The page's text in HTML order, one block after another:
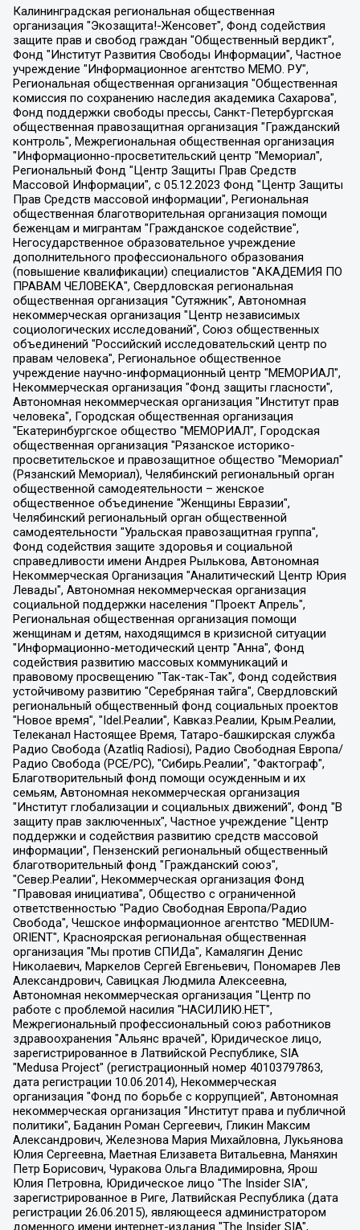
Калининградская региональная общественная организация "Экозащита!-Женсовет", Фонд содействия защите прав и свобод граждан "Общественный вердикт", Фонд "Институт Развития Свободы Информации", Частное учреждение "Информационное агентство МЕМО. РУ", Региональная общественная организация "Общественная комиссия по сохранению наследия академика Сахарова", Фонд поддержки свободы прессы, Санкт-Петербургская общественная правозащитная организация "Гражданский контроль", Межрегиональная общественная организация "Информационно-просветительский центр "Мемориал", Региональный Фонд "Центр Защиты Прав Средств Массовой Информации", с 05.12.2023 Фонд "Центр Защиты Прав Средств массовой информации", Региональная общественная благотворительная организация помощи беженцам и мигрантам "Гражданское содействие", Негосударственное образовательное учреждение дополнительного профессионального образования (повышение квалификации) специалистов "АКАДЕМИЯ ПО ПРАВАМ ЧЕЛОВЕКА", Свердловская региональная общественная организация "Сутяжник", Автономная некоммерческая организация "Центр независимых социологических исследований", Союз общественных объединений "Российский исследовательский центр по правам человека", Региональное общественное учреждение научно-информационный центр "МЕМОРИАЛ", Некоммерческая организация "Фонд защиты гласности", Автономная некоммерческая организация "Институт прав человека", Городская общественная организация "Екатеринбургское общество "МЕМОРИАЛ", Городская общественная организация "Рязанское историко-просветительское и правозащитное общество "Мемориал" (Рязанский Мемориал), Челябинский региональный орган общественной самодеятельности – женское общественное объединение "Женщины Евразии", Челябинский региональный орган общественной самодеятельности "Уральская правозащитная группа", Фонд содействия защите здоровья и социальной справедливости имени Андрея Рылькова, Автономная Некоммерческая Организация "Аналитический Центр Юрия Левады", Автономная некоммерческая организация социальной поддержки населения "Проект Апрель", Региональная общественная организация помощи женщинам и детям, находящимся в кризисной ситуации "Информационно-методический центр "Анна", Фонд содействия развитию массовых коммуникаций и правовому просвещению "Так-так-Так", Фонд содействия устойчивому развитию "Серебряная тайга", Свердловский региональный общественный фонд социальных проектов "Новое время", "Idel.Реалии", Кавказ.Реалии, Крым.Реалии, Телеканал Настоящее Время, Татаро-башкирская служба Радио Свобода (Azatliq Radiosi), Радио Свободная Европа/Радио Свобода (PCE/PC), "Сибирь.Реалии", "Фактограф", Благотворительный фонд помощи осужденным и их семьям, Автономная некоммерческая организация "Институт глобализации и социальных движений", Фонд "В защиту прав заключенных", Частное учреждение "Центр поддержки и содействия развитию средств массовой информации", Пензенский региональный общественный благотворительный фонд "Гражданский союз", "Север.Реалии", Некоммерческая организация Фонд "Правовая инициатива", Общество с ограниченной ответственностью "Радио Свободная Европа/Радио Свобода", Чешское информационное агентство "MEDIUM-ORIENT", Красноярская региональная общественная организация "Мы против СПИДа", Камалягин Денис Николаевич, Маркелов Сергей Евгеньевич, Пономарев Лев Александрович, Савицкая Людмила Алексеевна, Автономная некоммерческая организация "Центр по работе с проблемой насилия "НАСИЛИЮ.НЕТ", Межрегиональный профессиональный союз работников здравоохранения "Альянс врачей", Юридическое лицо, зарегистрированное в Латвийской Республике, SIA "Medusa Project" (регистрационный номер 40103797863, дата регистрации 10.06.2014), Некоммерческая организация "Фонд по борьбе с коррупцией", Автономная некоммерческая организация "Институт права и публичной политики", Баданин Роман Сергеевич, Гликин Максим Александрович, Железнова Мария Михайловна, Лукьянова Юлия Сергеевна, Маетная Елизавета Витальевна, Маняхин Петр Борисович, Чуракова Ольга Владимировна, Ярош Юлия Петровна, Юридическое лицо "The Insider SIA", зарегистрированное в Риге, Латвийская Республика (дата регистрации 26.06.2015), являющееся администратором доменного имени интернет-издания "The Insider SIA", https://theins.ru, Постернак Алексей Евгеньевич, Рубин Михаил Аркадьевич, Анин Роман Александрович, Юридическое лицо Istories fonds, зарегистрированное в Латвийской Республике (регистрационный номер 50008295751, дата регистрации 24.02.2020), Великовский Дмитрий Александрович, Долинина Ирина Николаевна, Мароховская Алеся Алексеевна, Шлейнов Роман Юрьевич, Шмагун Олеся Валентиновна, Общество с ограниченной ответственностью "Альтаир 2021", Общество с ограниченной ответственностью "Вега 2021", Общество с ограниченной ответственностью "Главный редактор 2021", Общество с ограниченной ответственностью "Ромашки монолит", Важенков Артем Валерьевич, Ивановская областная общественная организация "Центр гендерных исследований", Гурман Юрий Альбертович, Медиапроект "ОВД-Инфо", Егоров Владимир Владимирович, Жилинский Владимир Александрович, Общество с ограниченной ответственностью "ЗП", Иванова София Юрьевна, Карезина Инна Павловна, Кильтау Екатерина Викторовна, Петров Алексей Викторович, Пискунов Сергей Евгеньевич, Смирнов Сергей Сергеевич, Тихонов Михаил Сергеевич, Общество с ограниченной ответственностью "ЖУРНАЛИСТ-ИНОСТРАННЫЙ АГЕНТ", Арапова Галина Юрьевна, Вольтская Татьяна Анатольевна, Американская компания "Mason G.E.S. Anonymous Foundation" (США), являющаяся владельцем интернет-издания https://mnews.world/, Компания "Stichting Bellingcat", зарегистрированная в Нидерландах (дата регистрации 11.07.2018), Захаров Андрей Вячеславович, Клепиковская Екатерина Дмитриевна, Общество с ограниченной ответственностью "МЕМО", Перл Роман Александрович, Симонов Евгений Алексеевич, Соловьева Елена Анатольевна, Сотников Даниил Владимирович, Сурначева Елизавета Дмитриевна, Автономная некоммерческая организация по защите прав человека и информированию населения "Якутия – Наше Мнение", Общество с ограниченной ответственностью "Москоу диджитал медиа", с 26.01.2023 Общество с ограниченной ответственностью "Чайка Белые сады", Ветошкина Валерия Валерьевна, Заговора Максим Александрович, Межрегиональное общественное движение "Российская ЛГБТ - сеть", Оленичев Максим Владимирович, Павлов Иван Юрьевич, Скворцова Елена Сергеевна, Общество с ограниченной ответственностью "Как бы инагент", Кочетков Игорь Викторович, Общество с ограниченной ответственностью "Честные выборы", Еланчик Олег Александрович, Общество с ограниченной ответственностью "Нобелевский призыв", Гималова Регина Эмилевна, Григорьев Андрей Валерьевич, Григорьева Алина Александровна, Ассоциация по содействию защите прав призывников, альтернативнослужащих и военнослужащих "Правозащитная группа "Гражданин.Армия.Право", Хисамова Регина Фаритовна, Автономная некоммерческая организация по реализации социально-правовых программ "Лилит", Дальневосточное общественное движение "Маяк", Санкт-Петербургская ЛГБТ-инициативная группа "Выход", Инициативная группа ЛГБТ+ "Реверс", Алексеев Андрей Викторович, Бекбулатова Таисия Львовна, Беляев Иван Михайлович, Владыкина Елена Сергеевна, Гельман Марат Александрович, Никульшина Вероника Юрьевна, Толоконникова Надежда Андреевна, Шендерович Виктор Анатольевич, Общество с ограниченной ответственностью "Данное сообщение", Общество с ограниченной ответственностью Издательский дом "Новая глава", Айнбиндер Александра Александровна, Московский комьюнити-центр для ЛГБТ+инициатив, Благотворительный фонд развития филантропии, Deutsche Welle (Германия, Kurt-Schumacher-Strasse 3, 53113 Bonn), Борзунова Мария Михайловна, Воробьев Виктор Викторович, Голубева Анна Львовна, Константинова Алла Михайловна, Малкова Ирина Владимировна, Мурадов Мурад Абдулгалимович, Осетинская Елизавета Николаевна, Понасенков Евгений Николаевич, Ганапольский Матвей Юрьевич, Киселев Евгений Алексеевич, Борухович Ирина Григорьевна, Дремин Иван Тимофеевич, Дубровский Дмитрий Викторович, Красноярская региональная общественная организация поддержки и развития альтернативных образовательных технологий и межкультурных коммуникаций "ИНТЕРРА", Маяковская Екатерина Алексеевна, Фейгин Марк Захарович, Филимонов Андрей Викторович, Дзугкоева Регина Николаевна, Доброхотов Роман Александрович, Дудь Юрий Александрович, Елкин Сергей Владимирович, Кругликов Кирилл Игоревич, Сабунаева Мария Леонидовна, Семенов Алексей Владимирович, Шаинян Карен Багратович, Шульман Екатерина Михайловна, Асафьев Артур Валерьевич, Вахштайн Виктор Семенович, Венедиктов Алексей Алексеевич, Лушникова Екатерина Евгеньевна, Волков Леонид Михайлович, Невзоров Александр Глебович, Пархоменко Сергей Борисович, Сироткин Ярослав Николаевич, Кара-Мурза Владимир Владимирович, Баранова Наталья Владимировна, Гозман Леонид Яковлевич, Кагарлицкий Борис Юльевич, Климарев Михаил Валерьевич, Милов Владимир Станиславович, Автономная некоммерческая организация Краснодарский центр современного искусства "Типография", Моргенштерн Алишер Тагирович, Соболь Любовь Эдуардовна, Общество с ограниченной ответственностью "ЛИЗА НОРМ", Каспаров Гарри Кимович, Ходорковский Михаил Борисович, Общество с ограниченной ответственностью "Апрельские тезисы", Данилович Ирина Брониславовна, Кашин Олег Владимирович, Петров Николай Владимирович, Пивоваров Алексей Владимирович, Соколов Михаил Владимирович, Цветкова Юлия Владимировна, Чичваркин Евгений Александрович, Комитет против пыток/Команда против пыток, Общество с ограниченной ответственностью "Первый научный", Общество с ограниченной ответственностью "Вертолет и ко", Белоцерковская Вероника Борисовна, Кац Максим Евгеньевич, Лазарева Татьяна Юрьевна, Шаведдинов Руслан Табризович, Яшин Илья Валерьевич, Общество с ограниченной ответственностью "Иноагент ААВ", Алешковский Дмитрий Петрович, Альбац Евгения Марковна, Быков Дмитрий Львович, Галямина Юлия Евгеньевна, Лойко Сергей Леонидович, Мартынов Кирилл Константинович, Медведев Сергей Александрович, Крашенинников Федор Геннадиевич, Гордеева Катерина Вл